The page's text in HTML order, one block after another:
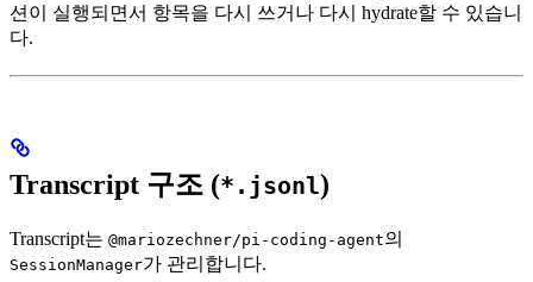
션이 실행되면서 항목을 다시 쓰거나 다시 hydrate할 수 있습니
다.
Transcript 구조 (*.jsonl)
Transcript는 @mariozechner/pi-coding-agent의
SessionManager가 관리합니다.